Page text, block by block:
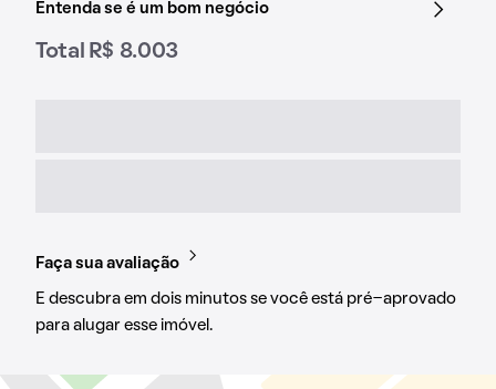
Entenda se é um bom negócio
Total R$ 8.003
Faça sua avaliação
E descubra em dois minutos se você está pré-aprovado
para alugar esse imóvel.